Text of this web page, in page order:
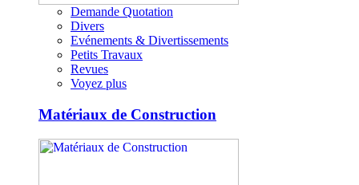
Demande Quotation
Divers
Evénements & Divertissements
Petits Travaux
Revues
Voyez plus
Matériaux de Construction